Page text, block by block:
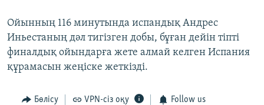
Русский
ЖАЗЫЛЫҢЫЗ
Ойынның 116 минутында испандық Андрес
Иньестаның дәл тигізген добы, бұған дейін тіпті
финалдық ойындарға жете алмай келген Испания
құрамасын жеңіске жеткізді.
Бөлісу VPN-сіз оқу Follow us